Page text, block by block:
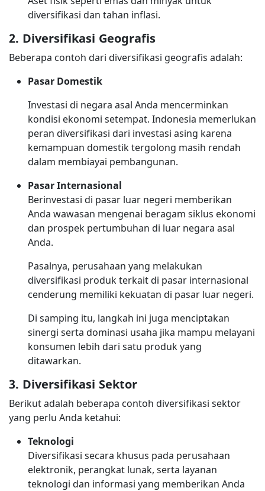
diversifikasi dan tahan inflasi.
2. Diversifikasi Geografis
Beberapa contoh dari diversifikasi geografis adalah:
Pasar Domestik
Investasi di negara asal Anda mencerminkan
kondisi ekonomi setempat. Indonesia memerlukan
peran diversifikasi dari investasi asing karena
kemampuan domestik tergolong masih rendah
dalam membiayai pembangunan.
Pasar Internasional
Berinvestasi di pasar luar negeri memberikan
Anda wawasan mengenai beragam siklus ekonomi
dan prospek pertumbuhan di luar negara asal
Anda.
Pasalnya, perusahaan yang melakukan
diversifikasi produk terkait di pasar internasional
cenderung memiliki kekuatan di pasar luar negeri.
Di samping itu, langkah ini juga menciptakan
sinergi serta dominasi usaha jika mampu melayani
konsumen lebih dari satu produk yang
ditawarkan.
3. Diversifikasi Sektor
Berikut adalah beberapa contoh diversifikasi sektor
yang perlu Anda ketahui:
Teknologi
Diversifikasi secara khusus pada perusahaan
elektronik, perangkat lunak, serta layanan
teknologi dan informasi yang memberikan Anda